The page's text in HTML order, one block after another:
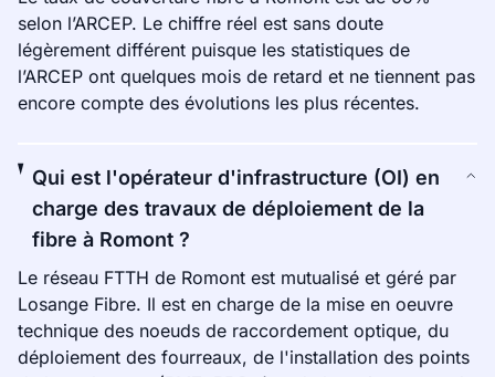
selon l’ARCEP. Le chiffre réel est sans doute
légèrement différent puisque les statistiques de
l’ARCEP ont quelques mois de retard et ne tiennent pas
encore compte des évolutions les plus récentes.
Qui est l'opérateur d'infrastructure (OI) en
charge des travaux de déploiement de la
fibre à Romont ?
Le réseau FTTH de Romont est mutualisé et géré par
Losange Fibre. Il est en charge de la mise en oeuvre
technique des noeuds de raccordement optique, du
déploiement des fourreaux, de l'installation des points